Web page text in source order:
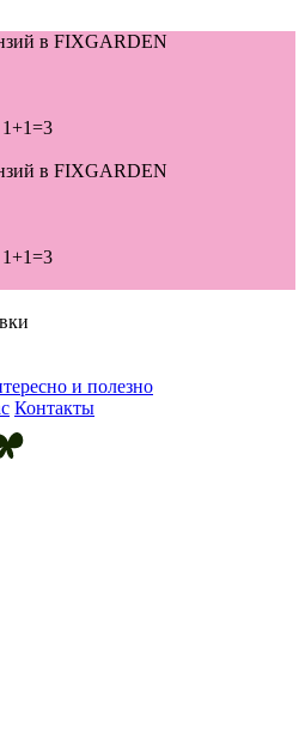
в FIXGARDEN
в FIXGARDEN
и полезно
Контакты